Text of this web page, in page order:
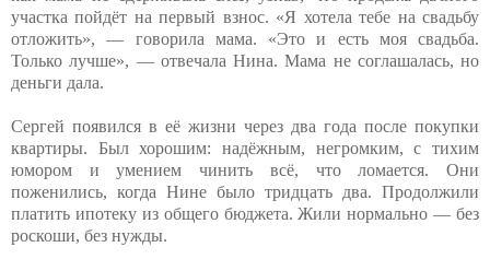
участка пойдёт на первый взнос. «Я хотела тебе на свадьбу
отложить», — говорила мама. «Это и есть моя свадьба.
Только лучше», — отвечала Нина. Мама не соглашалась, но
деньги дала.
Сергей появился в её жизни через два года после покупки
квартиры. Был хорошим: надёжным, негромким, с тихим
юмором и умением чинить всё, что ломается. Они
поженились, когда Нине было тридцать два. Продолжили
платить ипотеку из общего бюджета. Жили нормально — без
роскоши, без нужды.